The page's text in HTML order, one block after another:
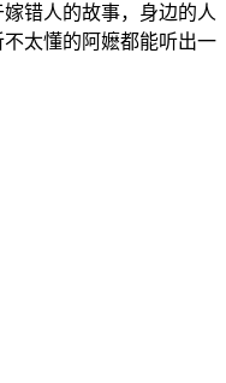
错人的故事，身边的人
太懂的阿嬷都能听出一